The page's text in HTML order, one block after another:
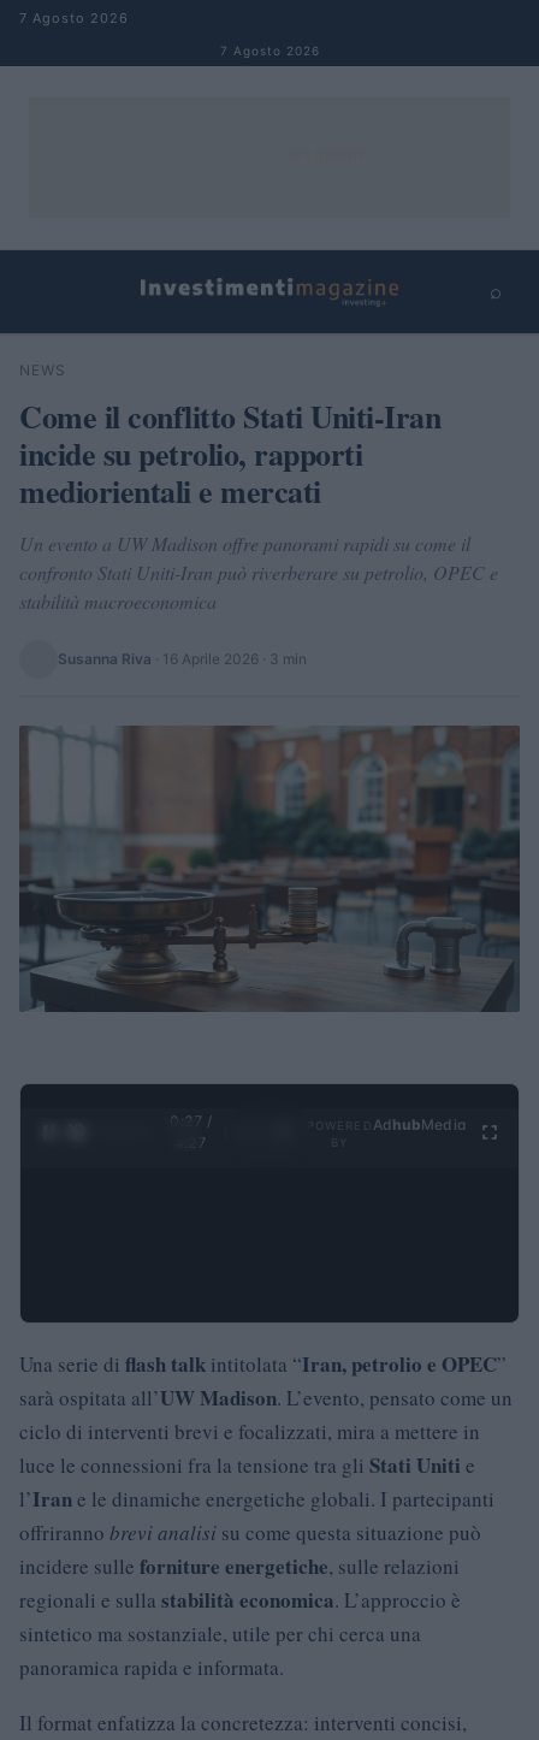
Salta al contenuto
7 Agosto 2026
7 Agosto 2026
⌕
Cerca
NEWS
Come il conflitto Stati Uniti-Iran
incide su petrolio, rapporti
mediorientali e mercati
Un evento a UW Madison offre panorami rapidi su come il
confronto Stati Uniti-Iran può riverberare su petrolio, OPEC e
stabilità macroeconomica
Susanna Riva · 16 Aprile 2026 · 3 min
0:28 /
4:27
Ad hubMedia
Una serie di flash talk intitolata “Iran, petrolio e OPEC”
sarà ospitata all’UW Madison. L’evento, pensato come un
ciclo di interventi brevi e focalizzati, mira a mettere in
luce le connessioni fra la tensione tra gli Stati Uniti e
l’Irane le dinamiche energetiche globali. I partecipanti
offriranno brevi analisi su come questa situazione può
incidere sulle forniture energetiche, sulle relazioni
regionali e sulla stabilità economica. L’approccio è
sintetico ma sostanziale, utile per chi cerca una
panoramica rapida e informata.
Il format enfatizza la concretezza: interventi concisi,